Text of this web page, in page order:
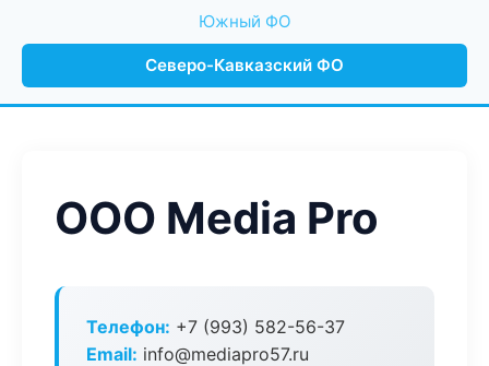
Южный ФО
Северо-Кавказский ФО
ООО Media Pro
Телефон: +7 (993) 582-56-37
Email: info@mediapro57.ru